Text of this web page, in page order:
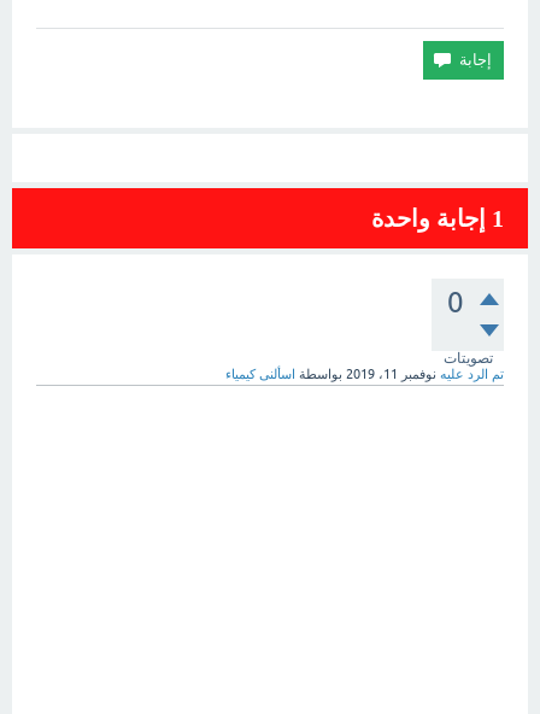
1 إجابة واحدة
0
تصويتات
تم الرد عليه نوفمبر 11، 2019 بواسطة اسألنى كيمياء